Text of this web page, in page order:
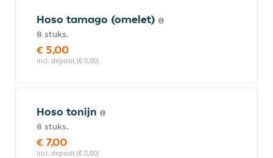
Hoso tamago (omelet)
8 stuks.
€ 5,00
incl. deposit (€ 0,00)
Hoso tonijn
8 stuks.
€ 7,00
incl. deposit (€ 0,00)